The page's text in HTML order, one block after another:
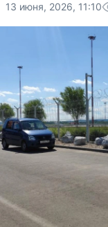
13 июня, 2026, 11:10